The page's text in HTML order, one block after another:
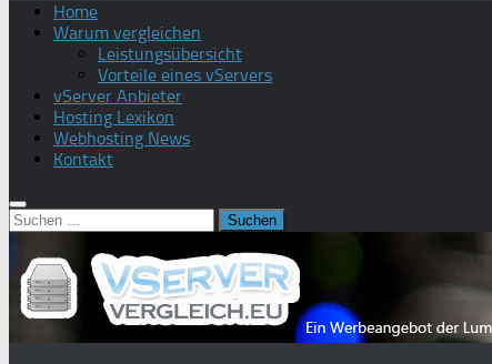
Home
Warum vergleichen
Leistungsübersicht
Vorteile eines vServers
vServer Anbieter
Hosting Lexikon
Webhosting News
Kontakt
Suchen
nach: